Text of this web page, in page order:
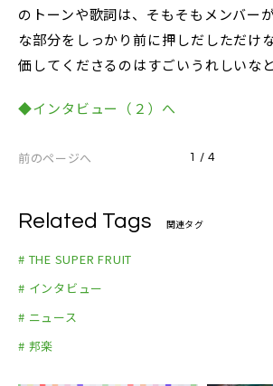
のトーンや歌詞は、そもそもメンバー
な部分をしっかり前に押しだしただけ
価してくださるのはすごいうれしいな
◆インタビュー（２）へ
前のページへ 1 / 4
Related Tags 関連タグ
# THE SUPER FRUIT
# インタビュー
# ニュース
# 邦楽